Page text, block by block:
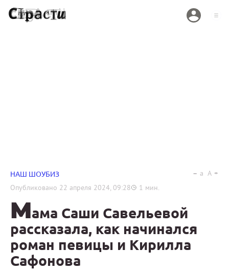
НАШ ШОУБИЗ
Опубликовано 22 апреля 2024, 09:28 1 мин.
a A
Мама Саши Савельевой
рассказала, как начинался
роман певицы и Кирилла
Сафонова